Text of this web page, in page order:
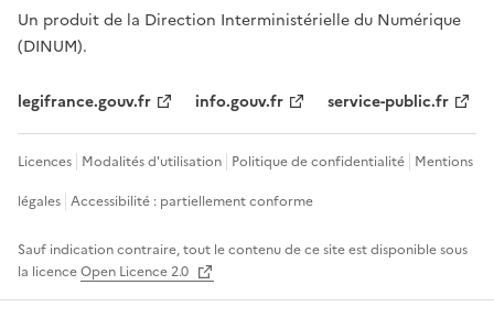
Un produit de la Direction Interministérielle du Numérique
(DINUM).
legifrance.gouv.fr info.gouv.fr service-public.fr
Licences Modalités d'utilisation Politique de confidentialité Mentions
légales Accessibilité : partiellement conforme
Sauf indication contraire, tout le contenu de ce site est disponible sous
la licenceOpen Licence 2.0